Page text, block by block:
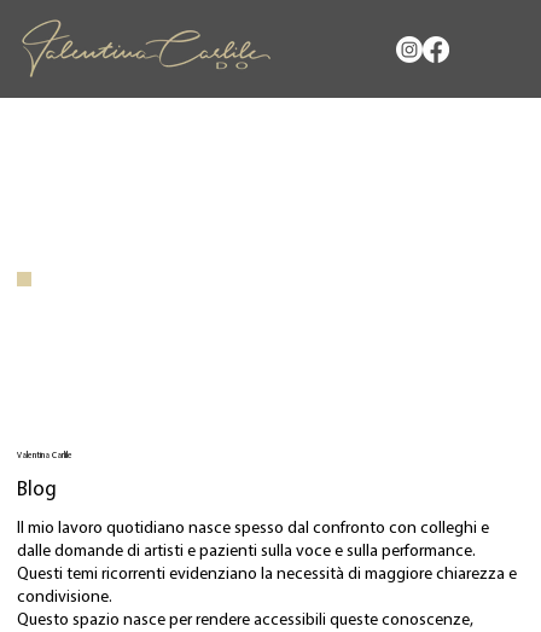
Valentina Carlile
Blog
Il mio lavoro quotidiano nasce spesso dal confronto con colleghi e
dalle domande di artisti e pazienti sulla voce e sulla performance.
Questi temi ricorrenti evidenziano la necessità di maggiore chiarezza e
condivisione.
Questo spazio nasce per rendere accessibili queste conoscenze,